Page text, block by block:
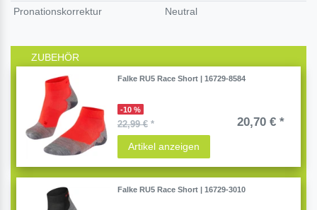
Pronationskorrektur
Neutral
ZUBEHÖR
Falke RU5 Race Short | 16729-8584
-10 %
22,99 €* 20,70 € *
Artikel anzeigen
Falke RU5 Race Short | 16729-3010